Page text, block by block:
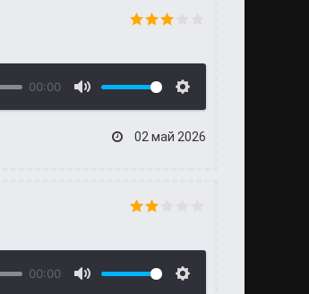
00:00
02 май 2026
00:00